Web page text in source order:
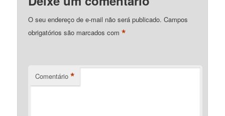
O seu endereço de e-mail não será publicado. Campos
obrigatórios são marcados com*
Comentário *